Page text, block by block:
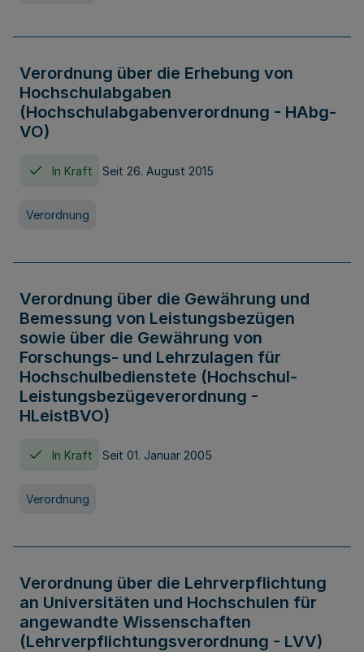
Verordnung über die Erhebung von
Hochschulabgaben
(Hochschulabgabenverordnung - HAbg-
VO)
In Kraft Seit 26. August 2015
Verordnung
Verordnung über die Gewährung und
Bemessung von Leistungsbezügen
sowie über die Gewährung von
Forschungs- und Lehrzulagen für
Hochschulbedienstete (Hochschul-
Leistungsbezügeverordnung -
HLeistBVO)
In Kraft Seit 01. Januar 2005
Verordnung
Verordnung über die Lehrverpflichtung
an Universitäten und Hochschulen für
angewandte Wissenschaften
(Lehrverpflichtungsverordnung - LVV)